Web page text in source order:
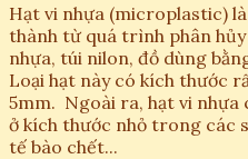
Hạt vi nhựa (microplastic)
thành từ quá trình phân
nhựa, túi nilon, đồ dùng
Loại hạt này có kích thước
5mm. Ngoài ra, hạt vi nhựa
ở kích thước nhỏ trong các
tế bào chết...